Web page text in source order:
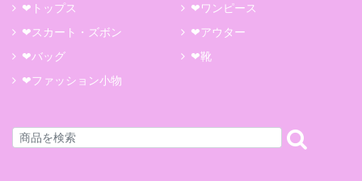
❤トップス
❤ワンピース
❤スカート・ズボン
❤アウター
❤バッグ
❤靴
❤ファッション小物